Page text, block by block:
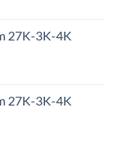
27K-3K-4K
27K-3K-4K